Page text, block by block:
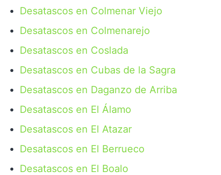
Desatascos en Colmenar Viejo
Desatascos en Colmenarejo
Desatascos en Coslada
Desatascos en Cubas de la Sagra
Desatascos en Daganzo de Arriba
Desatascos en El Álamo
Desatascos en El Atazar
Desatascos en El Berrueco
Desatascos en El Boalo